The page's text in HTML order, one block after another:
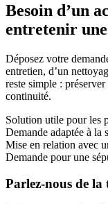
Besoin d’un
entretenir
Déposez votre
entretien, d’un
reste simple :
continuité.
Solution utile pour les
Demande adaptée à la
Mise en relation avec
Demande pour une
Parlez-nous de la